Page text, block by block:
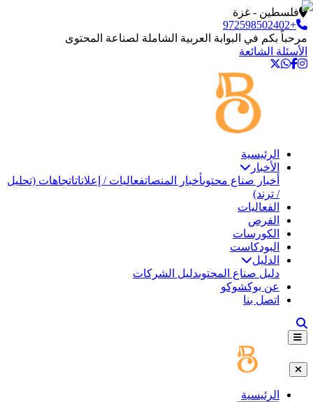
فلسطين - غزة
+972598502402
مرحباً بكم في البوابة العربية الشاملة لصناعة المحتوى
الأسئلة الشائعة
الرئيسية
الأخبار
أخبار صناع محتوىأخبار المنصاتفعاليات / إعلاناتاتجاهات (تحليل
/ ترند)
الفعاليات
الفرص
الكورسات
البودكاست
الدليل
دليل صناع المحتوىدليل الشركات
عن بوكشوكو
اتصل بنا
الرئيسية